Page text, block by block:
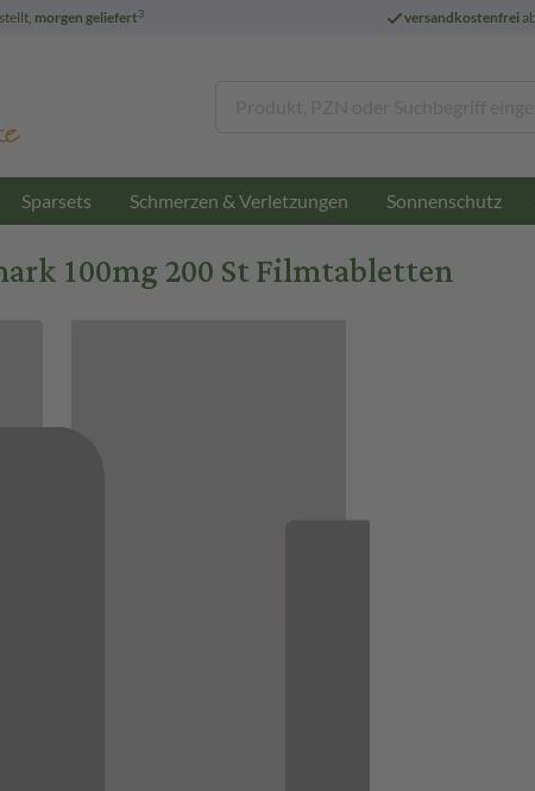
morgen geliefert3 versandkostenfrei
Sparsets Schmerzen & Verletzungen Sonnenschutz
100mg 200 St Filmtabletten